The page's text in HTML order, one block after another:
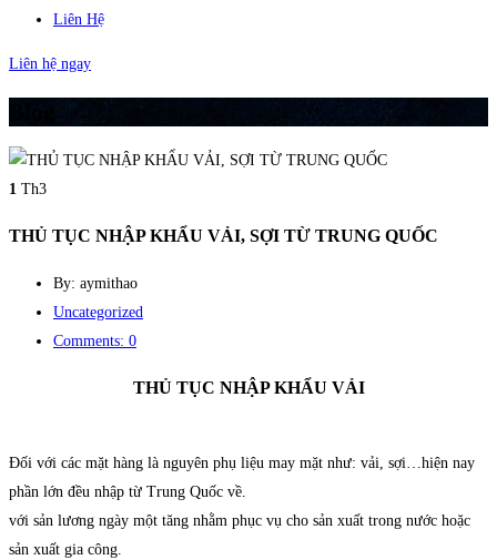
Liên Hệ
Liên hệ ngay
Blog
1 Th3
THỦ TỤC NHẬP KHẨU VẢI, SỢI TỪ TRUNG QUỐC
By: aymithao
Uncategorized
Comments: 0
THỦ TỤC NHẬP KHẨU VẢI
Đối với các mặt hàng là nguyên phụ liệu may mặt như: vải, sợi…hiện nay
phần lớn đều nhập từ Trung Quốc về.
với sản lương ngày một tăng nhằm phục vụ cho sản xuất trong nước hoặc
sản xuất gia công.